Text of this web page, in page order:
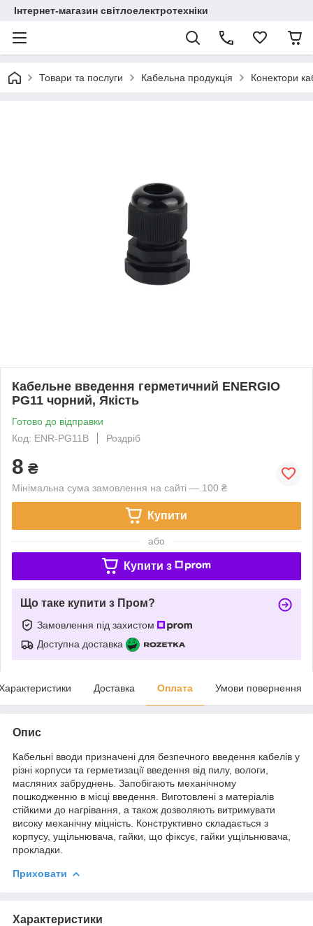
Інтернет-магазин світлоелектротехніки
Товари та послуги Кабельна продукція Конектори
Кабельне введення герметичний ENERGIO
PG11 чорний, Якість
Готово до відправки
Код: ENR-PG11B
Роздріб
8 ₴
Мінімальна сума замовлення на сайті — 100 ₴
Купити
або
Купити з
Що таке купити з Пром?
Замовлення під захистом
Доступна доставка
Доставка Оплата Умови повернення
Опис
Кабельні вводи призначені для безпечного введення кабелів у
різні корпуси та герметизації введення від пилу, вологи,
масляних забруднень. Запобігають механічному
пошкодженню в місці введення. Виготовлені з матеріалів
стійкими до нагрівання, а також дозволяють витримувати
високу механічну міцність. Конструктивно складається з
корпусу, ущільнювача, гайки, що фіксує, гайки ущільнювача,
прокладки.
Приховати
Характеристики